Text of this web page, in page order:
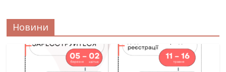
Новини